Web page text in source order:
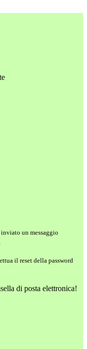
inviato un messaggio
il reset della password
di posta elettronica!